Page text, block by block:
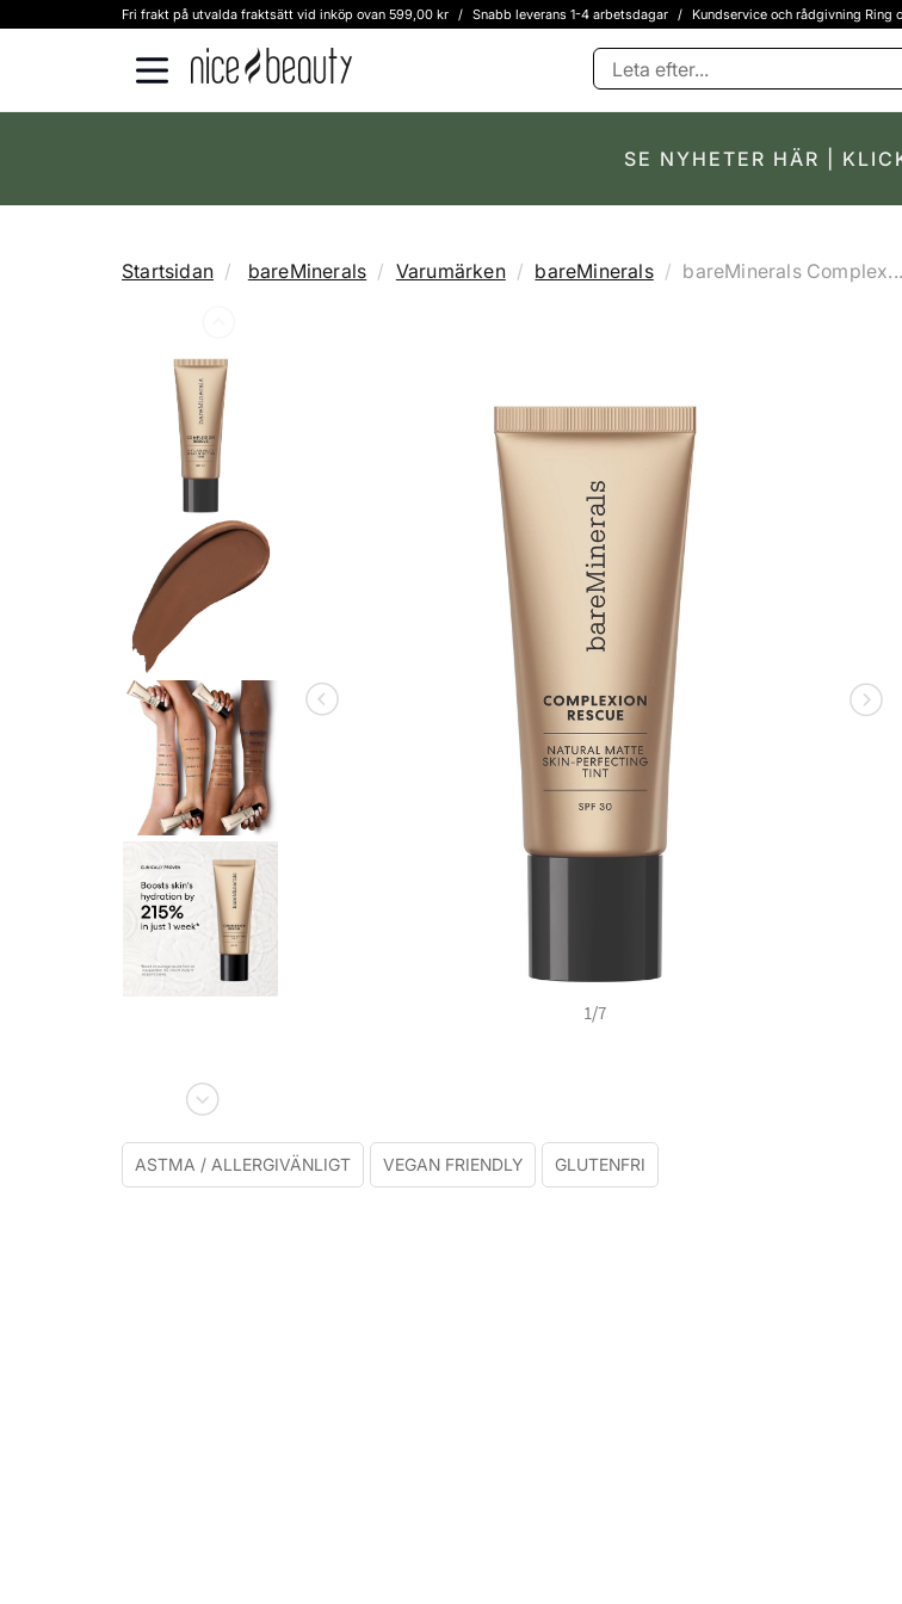
Fri frakt på utvalda fraktsätt vid inköp ovan 599,00 kr / Snabb leverans 1-4 arbetsdagar / Kundservice och rådgivning Ring
SE NYHETER HÄR |
Startsidan bareMinerals Varumärken bareMinerals bareMinerals Complex...
1/7
ASTMA / ALLERGIVÄNLIGT VEGAN FRIENDLY GLUTENFRI